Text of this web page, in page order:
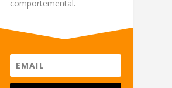
comportemental.